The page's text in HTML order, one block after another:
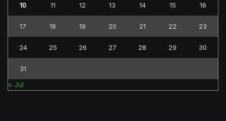
10 11 12 13 14 15 16
17 18 19 20 21 22 23
24 25 26 27 28 29 30
31
« Jul